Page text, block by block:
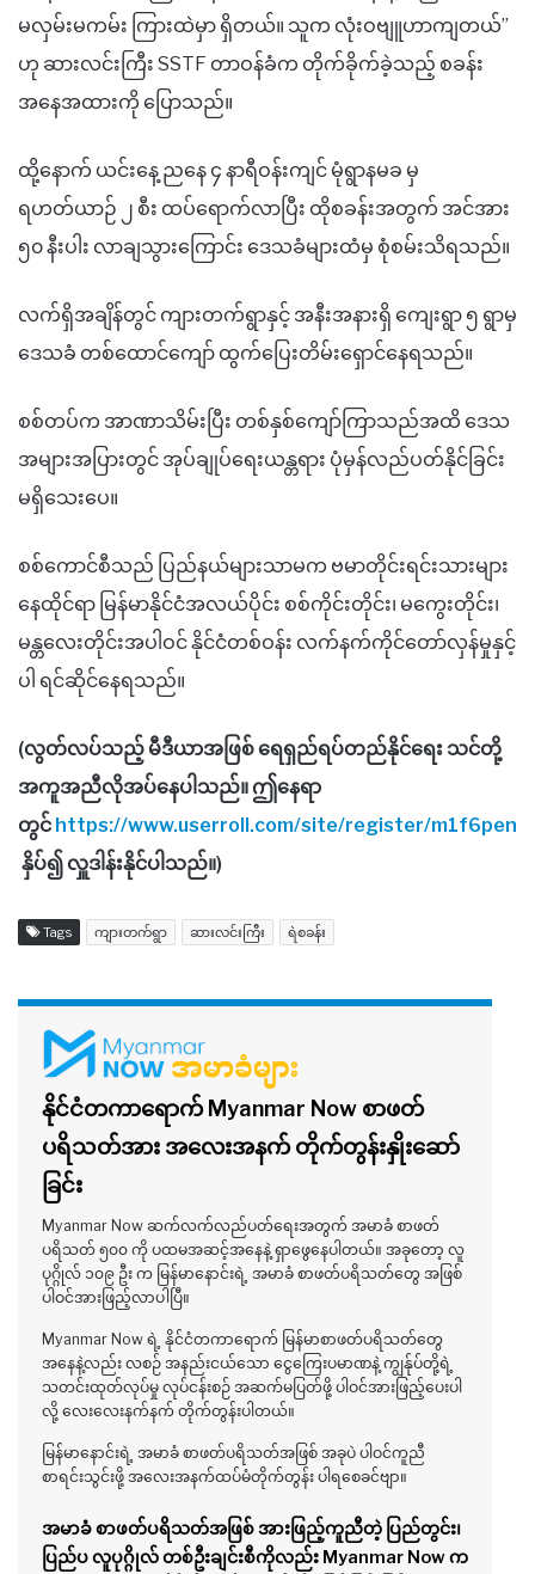
မလှမ်းမကမ်း ကြားထဲမှာ ရှိတယ်။ သူက လုံးဝဗျူဟာကျတယ်”
ဟု ဆားလင်းကြီး SSTF တာဝန်ခံက တိုက်ခိုက်ခဲ့သည့် စခန်း
အနေအထားကို ပြောသည်။
ထို့နောက် ယင်းနေ့ ညနေ ၄ နာရီဝန်းကျင် မုံရွာနမခ မှ
ရဟတ်ယာဉ် ၂ စီး ထပ်ရောက်လာပြီး ထိုစခန်းအတွက် အင်အား
၅၀ နီးပါး လာချသွားကြောင်း ဒေသခံများထံမှ စုံစမ်းသိရသည်။
လက်ရှိအချိန်တွင် ကျားတက်ရွာနှင့် အနီးအနားရှိ ကျေးရွာ ၅ ရွာမှ
ဒေသခံ တစ်ထောင်ကျော် ထွက်ပြေးတိမ်းရှောင်နေရသည်။
စစ်တပ်က အာဏာသိမ်းပြီး တစ်နှစ်ကျော်ကြာသည်အထိ ဒေသ
အများအပြားတွင် အုပ်ချုပ်ရေးယန္တရား ပုံမှန်လည်ပတ်နိုင်ခြင်း
မရှိသေးပေ။
စစ်ကောင်စီသည် ပြည်နယ်များသာမက ဗမာတိုင်းရင်းသားများ
နေထိုင်ရာ မြန်မာနိုင်ငံအလယ်ပိုင်း စစ်ကိုင်းတိုင်း၊ မကွေးတိုင်း၊
မန္တလေးတိုင်းအပါဝင် နိုင်ငံတစ်ဝန်း လက်နက်ကိုင်တော်လှန်မှုနှင့်
ပါ ရင်ဆိုင်နေရသည်။
(လွတ်လပ်သည့် မီဒီယာအဖြစ် ရေရှည်ရပ်တည်နိုင်ရေး သင်တို့
အကူအညီလိုအပ်နေပါသည်။ ဤနေရာ
တွင် https://www.userroll.com/site/register/m1f6pen
နှိပ်၍ လှူဒါန်းနိုင်ပါသည်။)
Tags ကျားတက်ရွာ ဆားလင်းကြီး ရဲစခန်း
နိုင်ငံတကာရောက် Myanmar Now စာဖတ်
ပရိသတ်အား အလေးအနက် တိုက်တွန်းနှိုးဆော်
ခြင်း
Myanmar Now ဆက်လက်လည်ပတ်ရေးအတွက် အမာခံ စာဖတ်
ပရိသတ် ၅၀၀ ကို ပထမအဆင့်အနေနဲ့ ရှာဖွေနေပါတယ်။ အခုတော့ လူ
ပုဂ္ဂိုလ် ၁၀၉ ဦး က မြန်မာနောင်းရဲ့ အမာခံ စာဖတ်ပရိသတ်တွေ အဖြစ်
ပါဝင်အားဖြည့်လာပါပြီ။
Myanmar Now ရဲ့ နိုင်ငံတကာရောက် မြန်မာစာဖတ်ပရိသတ်တွေ
အနေနဲ့လည်း လစဉ် အနည်းငယ်သော ငွေကြေးပမာဏနဲ့ ကျွန်ုပ်တို့ရဲ့
သတင်းထုတ်လုပ်မှု လုပ်ငန်းစဉ် အဆက်မပြတ်ဖို့ ပါဝင်အားဖြည့်ပေးပါ
လို့ လေးလေးနက်နက် တိုက်တွန်းပါတယ်။
မြန်မာနောင်းရဲ့ အမာခံ စာဖတ်ပရိသတ်အဖြစ် အခုပဲ ပါဝင်ကူညီ
စာရင်းသွင်းဖို့ အလေးအနက်ထပ်မံတိုက်တွန်း ပါရစေခင်ဗျာ။
အမာခံ စာဖတ်ပရိသတ်အဖြစ် အားဖြည့်ကူညီတဲ့ ပြည်တွင်း၊
ပြည်ပ လူပုဂ္ဂိုလ် တစ်ဦးချင်းစီကိုလည်း Myanmar Now က